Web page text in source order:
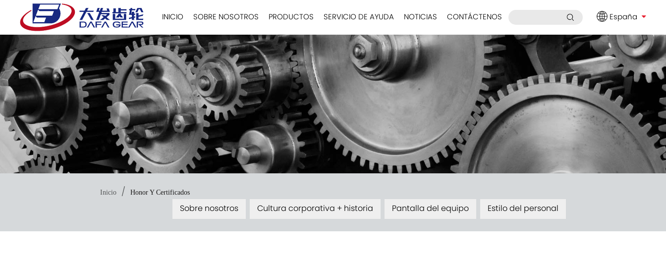
INICIO SOBRE NOSOTROS PRODUCTOS SERVICIO DE AYUDA NOTICIAS CONTÁCTENOS España
Inicio / Honor Y Certificados
Sobre nosotros Cultura corporativa + historia Pantalla del equipo Estilo del personal